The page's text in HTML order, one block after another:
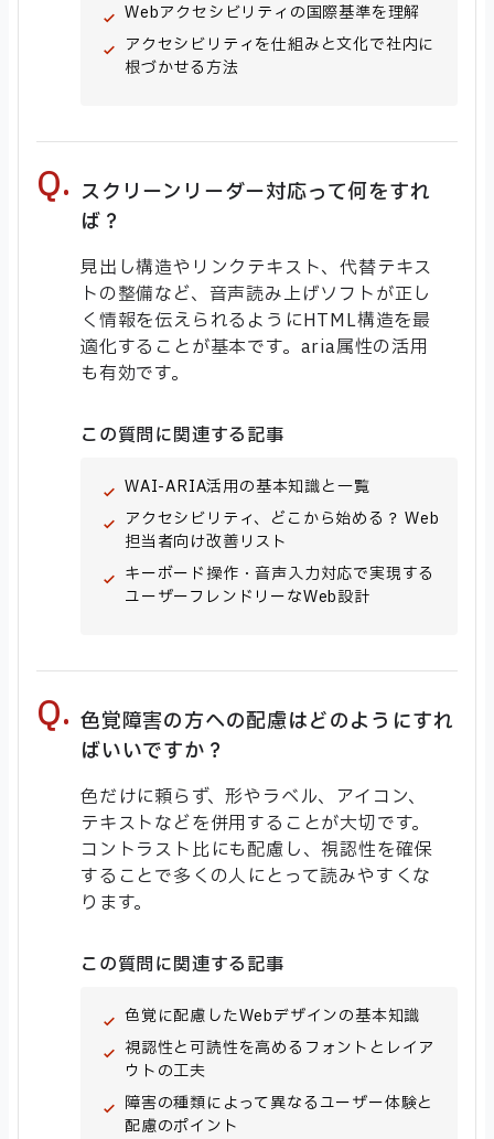
Webアクセシビリティの国際基準を理解
アクセシビリティを仕組みと文化で社内に
根づかせる方法
スクリーンリーダー対応って何をすれ
ば？
見出し構造やリンクテキスト、代替テキス
トの整備など、音声読み上げソフトが正し
く情報を伝えられるようにHTML構造を最
適化することが基本です。aria属性の活用
も有効です。
この質問に関連する記事
WAI-ARIA活用の基本知識と一覧
アクセシビリティ、どこから始める？ Web
担当者向け改善リスト
キーボード操作・音声入力対応で実現する
ユーザーフレンドリーなWeb設計
色覚障害の方への配慮はどのようにすれ
ばいいですか？
色だけに頼らず、形やラベル、アイコン、
テキストなどを併用することが大切です。
コントラスト比にも配慮し、視認性を確保
することで多くの人にとって読みやすくな
ります。
この質問に関連する記事
色覚に配慮したWebデザインの基本知識
視認性と可読性を高めるフォントとレイア
ウトの工夫
障害の種類によって異なるユーザー体験と
配慮のポイント